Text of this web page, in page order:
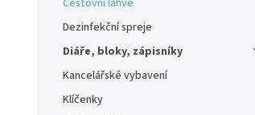
Cestovní láhve
Dezinfekční spreje
Diáře, bloky, zápisníky
Kancelářské vybavení
Klíčenky